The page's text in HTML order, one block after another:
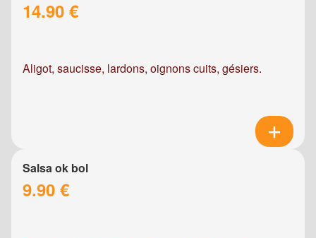
14.90 €
Aligot, saucisse, lardons, oignons cuits, gésiers.
Salsa ok bol
9.90 €